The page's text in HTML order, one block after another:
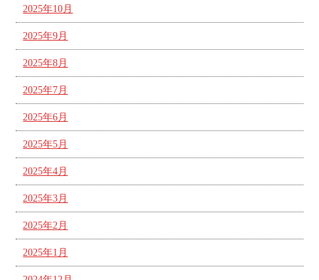
2025年10月
2025年9月
2025年8月
2025年7月
2025年6月
2025年5月
2025年4月
2025年3月
2025年2月
2025年1月